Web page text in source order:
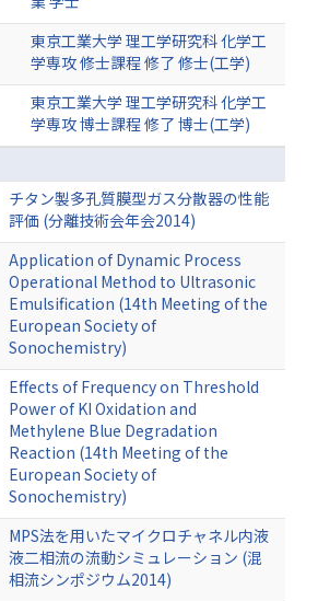
東京工業大学 理工学研究科 化学工
学専攻 修士課程 修了 修士(工学)
東京工業大学 理工学研究科 化学工
学専攻 博士課程 修了 博士(工学)
チタン製多孔質膜型ガス分散器の性能
評価 (分離技術会年会2014)
Application of Dynamic Process
Operational Method to Ultrasonic
Emulsification (14th Meeting of the
European Society of
Sonochemistry)
Effects of Frequency on Threshold
Power of KI Oxidation and
Methylene Blue Degradation
Reaction (14th Meeting of the
European Society of
Sonochemistry)
MPS法を用いたマイクロチャネル内液
液二相流の流動シミュレーション (混
相流シンポジウム2014)